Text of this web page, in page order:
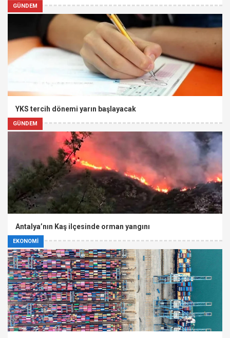
GÜNDEM
GÜNDEM
YKS tercih dönemi yarın başlayacak
EKONOMİ
Antalya’nın Kaş ilçesinde orman yangını